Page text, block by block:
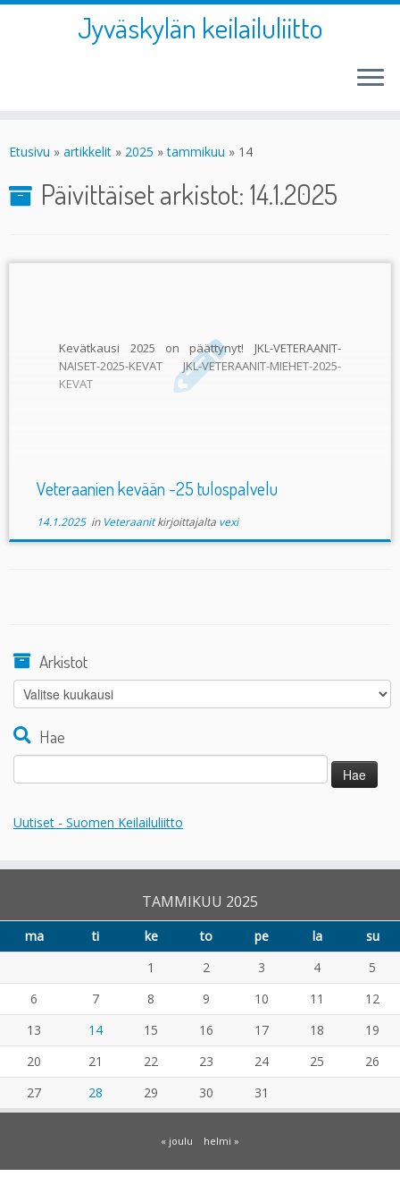
to
Jyväskylän keilailuliitto
Etusivu » artikkelit » 2025 » tammikuu » 14
Päivittäiset arkistot: 14.1.2025
Kevätkausi 2025 on päättynyt! JKL-VETERAANIT-
NAISET-2025-KEVAT JKL-VETERAANIT-MIEHET-2025-
KEVAT
Veteraanien kevään -25 tulospalvelu
14.1.2025in Veteraanitkirjoittajalta vexi
Arkistot
Arkistot
Hae
Haku:
Uutiset - Suomen Keilailuliitto
TAMMIKUU 2025
ma ti ke to pe la
su
1
2 3 4
5
6
7 8 9 10 11
12
13
14 15 16 17 18
19
20
21 22 23 24 25
26
27
28 29 30 31
« joulu helmi »